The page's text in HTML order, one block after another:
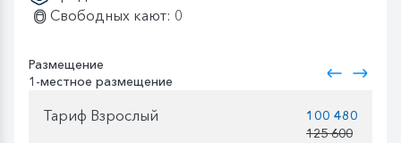
Свободных кают: 0
Размещение
1-местное размещение
Тариф Взрослый
100 480
125 600